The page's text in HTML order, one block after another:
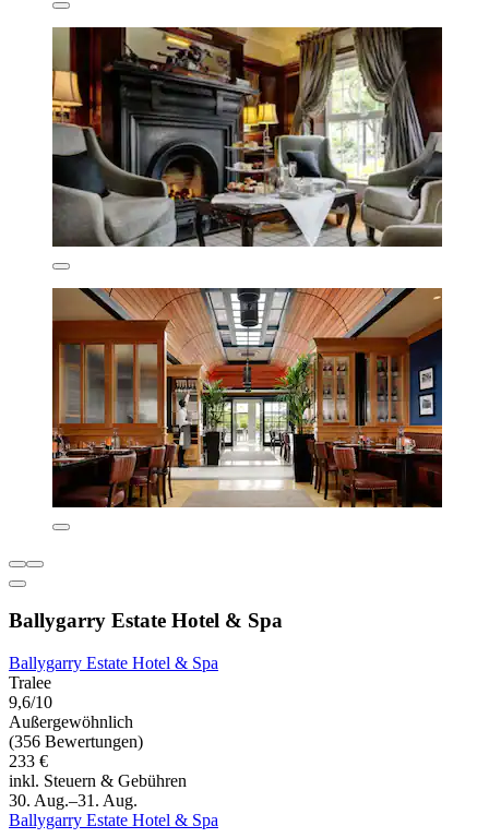
Ballygarry Estate Hotel & Spa
Ballygarry Estate Hotel & Spa
Tralee
9,6/10
Außergewöhnlich
(356 Bewertungen)
233 €
inkl. Steuern & Gebühren
30. Aug.–31. Aug.
Ballygarry Estate Hotel & Spa